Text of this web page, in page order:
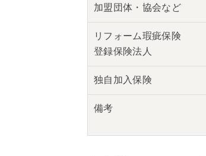
加盟団体・ 協会など
リフォーム瑕疵保険
登録保険法人
独自 加入保険
備考